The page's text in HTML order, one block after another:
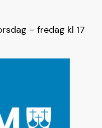
– fredag kl 17